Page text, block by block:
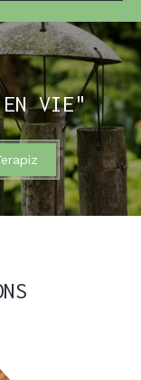
EN VIE"